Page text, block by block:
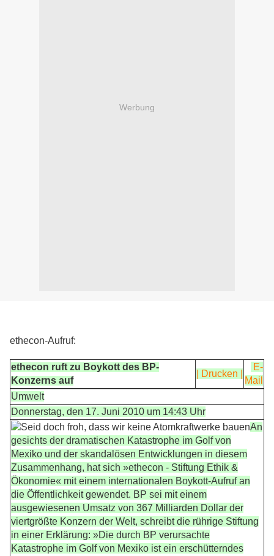
Werbung
ethecon-Aufruf:
ethecon ruft zu Boykott des BP-
Konzerns auf
| Drucken |
E-
Mail
Umwelt
Donnerstag, den 17. Juni 2010 um 14:43 Uhr
An
gesichts der dramatischen Katastrophe im Golf von
Mexiko und der skandalösen Entwicklungen in diesem
Zusammenhang, hat sich »ethecon - Stiftung Ethik &
Ökonomie« mit einem internationalen Boykott-Aufruf an
die Öffentlichkeit gewendet. BP sei mit einem
ausgewiesenen Umsatz von 367 Milliarden Dollar der
viertgrößte Konzern der Welt, schreibt die rührige Stiftung
in einer Erklärung: »Die durch BP verursachte
Katastrophe im Golf von Mexiko ist ein erschütterndes